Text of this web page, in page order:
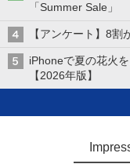
「Summer Sale」
【アンケート】8
iPhoneで夏の花火
【2026年版】